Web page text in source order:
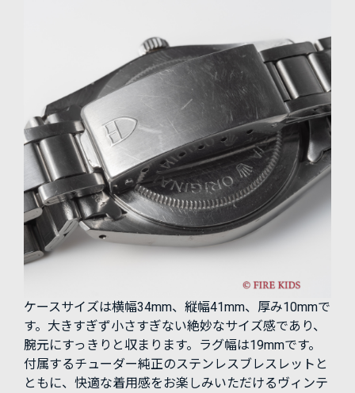
ケースサイズは横幅34mm、縦幅41mm、厚み10mmで
す。大きすぎず小さすぎない絶妙なサイズ感であり、
腕元にすっきりと収まります。ラグ幅は19mmです。
付属するチューダー純正のステンレスブレスレットと
ともに、快適な着用感をお楽しみいただけるヴィンテ